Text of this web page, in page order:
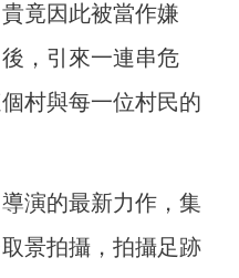
竟因此被當作嫌
，引來一連串危
村與每一位村民的
演的最新力作，集
景拍攝，拍攝足跡